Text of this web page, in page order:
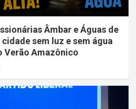
Âmbar e Águas de
sem luz e sem água
Verão Amazônico